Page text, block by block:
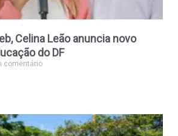
Celina Leão anuncia novo
do DF
comentário